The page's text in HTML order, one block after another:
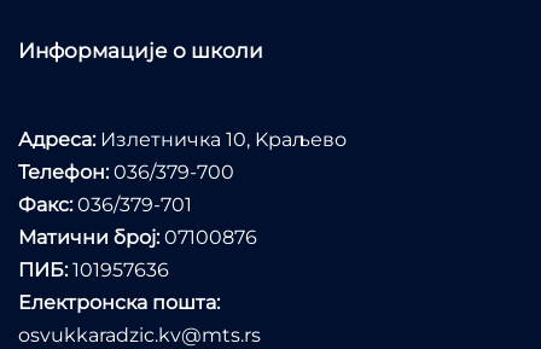
Информације о школи
Адреса:Излетничка 10, Kраљево
Телефон:036/379-700
Факс:036/379-701
Матични број:07100876
ПИБ:101957636
Електронска пошта:
osvukkaradzic.kv@mts.rs